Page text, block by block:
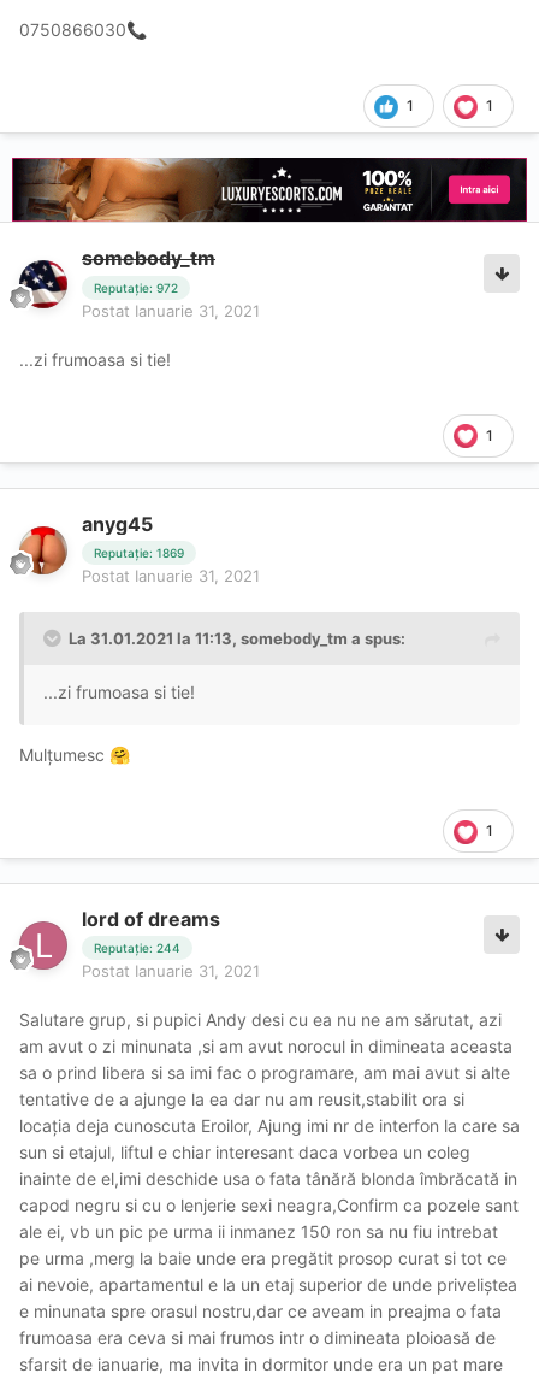
0750866030📞
1 1
somebody_tm
Reputație: 972
Postat Ianuarie 31, 2021
...zi frumoasa si tie!
1
anyg45
Reputație: 1869
Postat Ianuarie 31, 2021
La 31.01.2021 la 11:13, somebody_tm a spus:
...zi frumoasa si tie!
Mulțumesc 🤗
1
lord of dreams
Reputație: 244
Postat Ianuarie 31, 2021
Salutare grup, si pupici Andy desi cu ea nu ne am sărutat, azi
am avut o zi minunata ,si am avut norocul in dimineata aceasta
sa o prind libera si sa imi fac o programare, am mai avut si alte
tentative de a ajunge la ea dar nu am reusit,stabilit ora si
locația deja cunoscuta Eroilor, Ajung imi nr de interfon la care sa
sun si etajul, liftul e chiar interesant daca vorbea un coleg
inainte de el,imi deschide usa o fata tânără blonda îmbrăcată in
capod negru si cu o lenjerie sexi neagra,Confirm ca pozele sant
ale ei, vb un pic pe urma ii inmanez 150 ron sa nu fiu intrebat
pe urma ,merg la baie unde era pregătit prosop curat si tot ce
ai nevoie, apartamentul e la un etaj superior de unde priveliștea
e minunata spre orasul nostru,dar ce aveam in preajma o fata
frumoasa era ceva si mai frumos intr o dimineata ploioasă de
sfarsit de ianuarie, ma invita in dormitor unde era un pat mare